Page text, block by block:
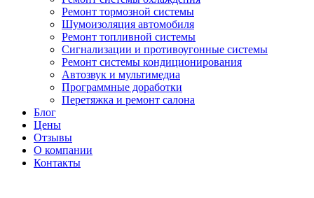
Ремонт тормозной системы
Шумоизоляция автомобиля
Ремонт топливной системы
Сигнализации и противоугонные системы
Ремонт системы кондиционирования
Автозвук и мультимедиа
Программные доработки
Перетяжка и ремонт салона
Блог
Цены
Отзывы
О компании
Контакты